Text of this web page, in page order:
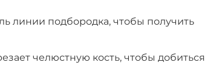
линии подбородка, чтобы получить
челюстную кость, чтобы добиться